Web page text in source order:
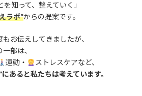
を知って、整えていく」
ラボ”からの提案です。
お伝えしてきましたが、
部は、
運動・
ストレスケアなど、
あると私たちは考えています。